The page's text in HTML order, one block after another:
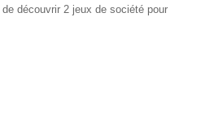
découvrir 2 jeux de société pour